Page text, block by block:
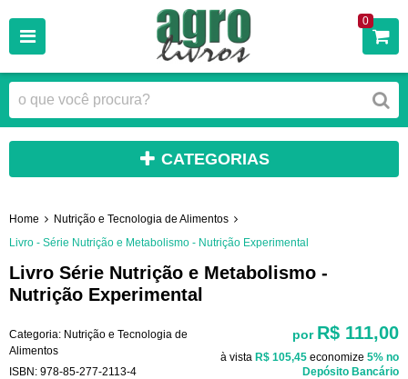
0
CATEGORIAS
Home
Nutrição e Tecnologia de Alimentos
Livro - Série Nutrição e Metabolismo - Nutrição Experimental
Livro Série Nutrição e Metabolismo -
Nutrição Experimental
Categoria: Nutrição e Tecnologia de
Alimentos
ISBN: 978-85-277-2113-4
por R$ 111,00
à vista R$ 105,45 economize 5% no
Depósito Bancário